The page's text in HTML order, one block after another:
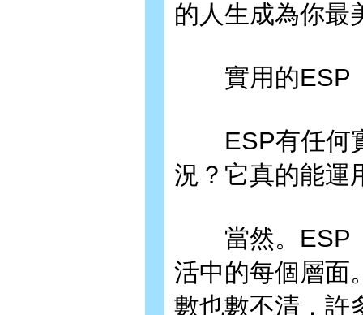
的人生成為你最
實用的ESP
ESP有任何實
況？它真的能運
當然。ESP（
活中的每個層面
數也數不清，許